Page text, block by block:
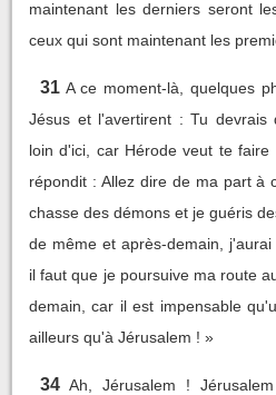
maintenant les derniers seront
ceux qui sont maintenant les
31 A ce moment-là, quelques
Jésus et l'avertirent : Tu devrais
loin d'ici, car Hérode veut te faire
répondit : Allez dire de ma part à
chasse des démons et je guéris
de même et après-demain, j'aurai
il faut que je poursuive ma route
demain, car il est impensable
ailleurs qu'à Jérusalem ! »
34 Ah, Jérusalem !